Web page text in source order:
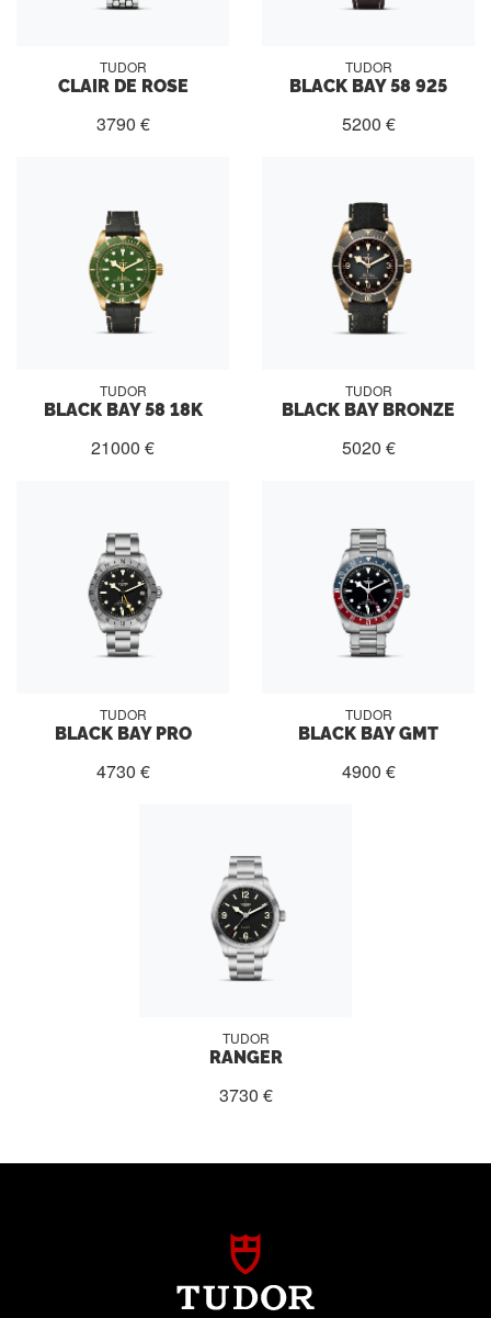
TUDOR
CLAIR DE ROSE
3790 €
TUDOR
BLACK BAY 58 925
5200 €
TUDOR
BLACK BAY 58 18K
21000 €
TUDOR
BLACK BAY BRONZE
5020 €
TUDOR
BLACK BAY PRO
4730 €
TUDOR
BLACK BAY GMT
4900 €
TUDOR
RANGER
3730 €